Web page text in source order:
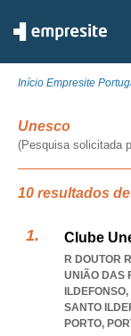
Início Empresite
Unesco
(Pesquisa solicitada
10 resultados
Clube
R DOUTOR
UNIÃO DAS
SANTO
PORTO,